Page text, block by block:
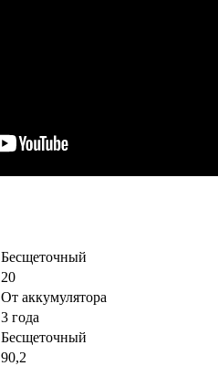
Бесщеточный
20
От аккумулятора
3 года
Бесщеточный
90,2